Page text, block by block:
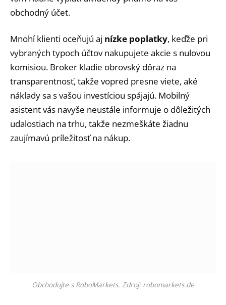
obchodný účet.
Mnohí klienti oceňujú aj nízke poplatky, keďže pri
vybraných typoch účtov nakupujete akcie s nulovou
komisiou. Broker kladie obrovský dôraz na
transparentnosť, takže vopred presne viete, aké
náklady sa s vašou investíciou spájajú. Mobilný
asistent vás navyše neustále informuje o dôležitých
udalostiach na trhu, takže nezmeškáte žiadnu
zaujímavú príležitosť na nákup.
Obchodujte s RoboMarkets. Zdroj: robomarkets.de